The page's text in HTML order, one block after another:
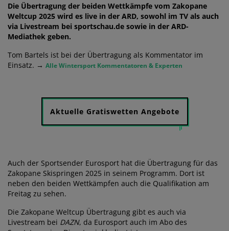
Die Übertragung der beiden Wettkämpfe vom Zakopane
Weltcup 2025 wird es live in der ARD, sowohl im TV als auch
via Livestream bei sportschau.de sowie in der ARD-
Mediathek geben.
Tom Bartels ist bei der Übertragung als Kommentator im
Einsatz. → Alle Wintersport Kommentatoren & Experten
Aktuelle Gratiswetten Angebote
Auch der Sportsender Eurosport hat die Übertragung für das
Zakopane Skispringen 2025 in seinem Programm. Dort ist
neben den beiden Wettkämpfen auch die Qualifikation am
Freitag zu sehen.
Die Zakopane Weltcup Übertragung gibt es auch via
Livestream bei DAZN, da Eurosport auch im Abo des